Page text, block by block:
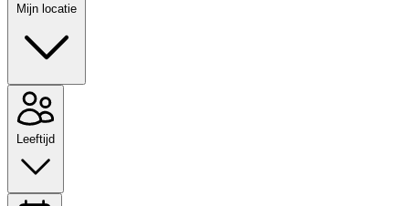
Mijn locatie
Leeftijd